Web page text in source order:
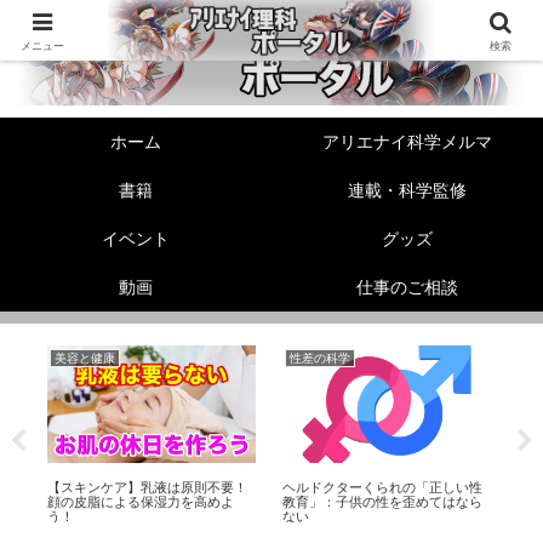
ホーム アリエナイ科学メルマ
書籍 連載・科学監修
イベント グッズ
動画 仕事のご相談
美容と健康
【スキンケア】乳液は原則不要！
顔の皮脂による保湿力を高めよ
う！
性差の科学
ヘルドクターくられの「正しい性
教育」：子供の性を歪めてはなら
ない
メニュー 検索